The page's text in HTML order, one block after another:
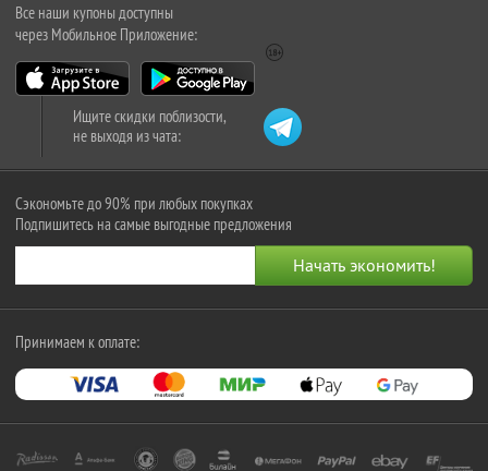
Все наши купоны доступны
через Мобильное Приложение:
Ищите скидки поблизости,
не выходя из чата:
Сэкономьте до 90% при любых покупках
Подпишитесь на самые выгодные предложения
Принимаем к оплате: